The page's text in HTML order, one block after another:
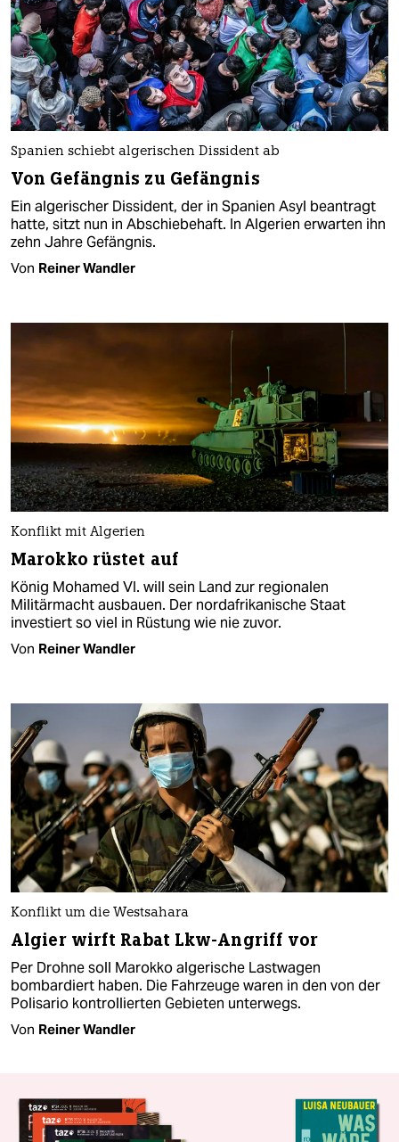
Spanien schiebt algerischen Dissident ab
Von Gefängnis zu Gefängnis
Ein algerischer Dissident, der in Spanien Asyl beantragt
hatte, sitzt nun in Abschiebehaft. In Algerien erwarten ihn
zehn Jahre Gefängnis.
Von Reiner Wandler
Konflikt mit Algerien
Marokko rüstet auf
König Mohamed VI. will sein Land zur regionalen
Militärmacht ausbauen. Der nordafrikanische Staat
investiert so viel in Rüstung wie nie zuvor.
Von Reiner Wandler
Konflikt um die Westsahara
Algier wirft Rabat Lkw-Angriff vor
Per Drohne soll Marokko algerische Lastwagen
bombardiert haben. Die Fahrzeuge waren in den von der
Polisario kontrollierten Gebieten unterwegs.
Von Reiner Wandler